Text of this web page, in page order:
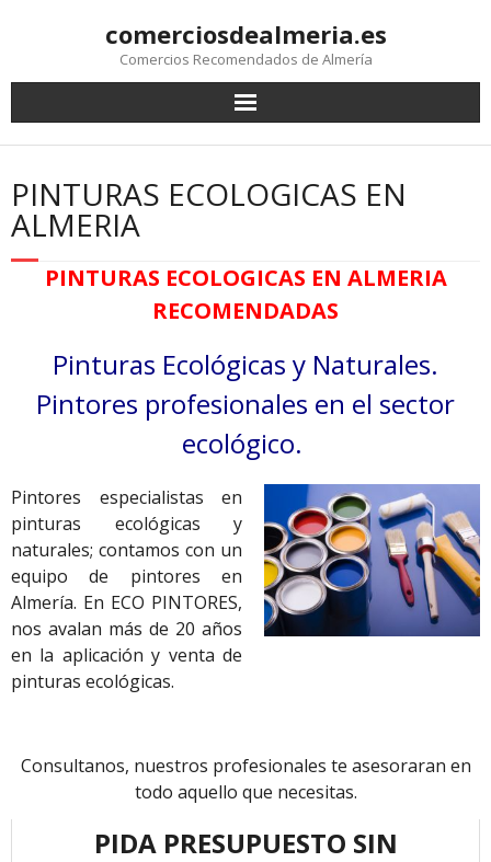
comerciosdealmeria.es
Comercios Recomendados de Almería
PINTURAS ECOLOGICAS EN
ALMERIA
PINTURAS ECOLOGICAS EN ALMERIA
RECOMENDADAS
Pinturas Ecológicas y Naturales.
Pintores profesionales en el sector
ecológico.
Pintores especialistas en
pinturas ecológicas y
naturales; contamos con un
equipo de pintores en
Almería. En ECO PINTORES,
nos avalan más de 20 años
en la aplicación y venta de
pinturas ecológicas.
Consultanos, nuestros profesionales te asesoraran en
todo aquello que necesitas.
PIDA PRESUPUESTO SIN